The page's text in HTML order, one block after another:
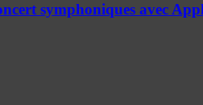
symphoniques avec